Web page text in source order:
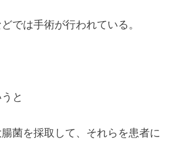
では手術が行われている。
と
菌を採取して、それらを患者に